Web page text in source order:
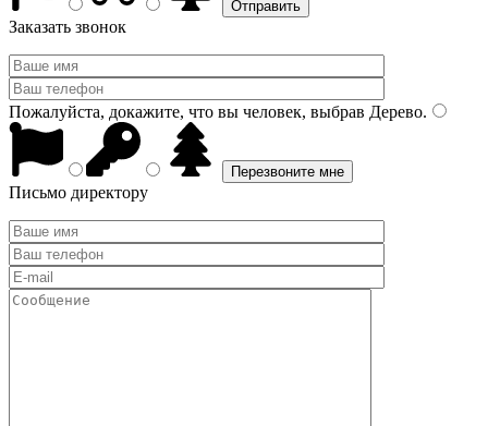
Заказать звонок
Пожалуйста, докажите, что вы человек, выбрав Дерево.
Письмо директору